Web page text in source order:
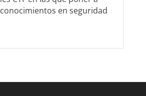
en seguridad